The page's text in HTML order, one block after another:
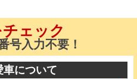
ェック
号入力不要！
車について